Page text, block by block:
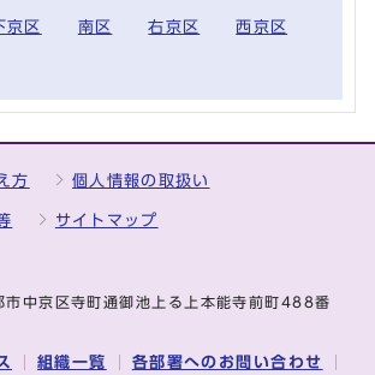
京区 南区 右京区 西京区
方 個人情報の取扱い
サイトマップ
中京区寺町通御池上る上本能寺前町488番
組織一覧 各部署へのお問い合わせ